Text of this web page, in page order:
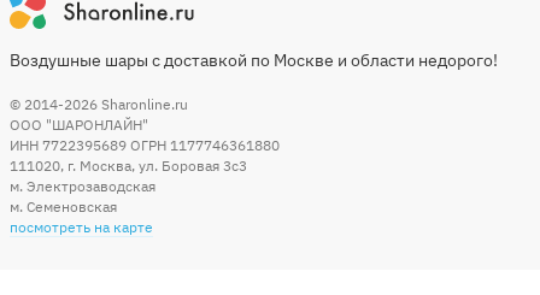
Воздушные шары с доставкой по Москве и области недорого!
© 2014-2026 Sharonline.ru
ООО "ШАРОНЛАЙН"
ИНН 7722395689 ОГРН 1177746361880
111020, г. Москва, ул. Боровая 3c3
м. Электрозаводская
м. Семеновская
посмотреть на карте